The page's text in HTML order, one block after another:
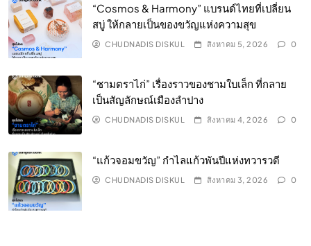
“Cosmos & Harmony” แบรนด์ไทยที่เปลี่ยน
สบู่ ให้กลายเป็นของขวัญแห่งความสุข
CHUDNADIS DISKUL สิงหาคม 5, 2026 0
“ชามตราไก่” เรื่องราวของชามใบเล็ก ที่กลาย
เป็นสัญลักษณ์เมืองลำปาง
CHUDNADIS DISKUL สิงหาคม 4, 2026 0
“แก้วจอมขวัญ” กำไลแก้วพันปีแห่งทวารวดี
CHUDNADIS DISKUL สิงหาคม 3, 2026 0